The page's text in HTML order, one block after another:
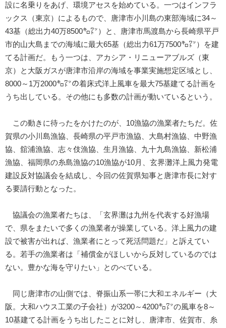
設に名乗りをあげ、環境アセスを始めている。一つはインフラ
ックス（東京）によるもので、唐津市小川島の東部海域に34～
43基（総出力40万8500㌔㍗）と、唐津市馬渡島から長崎県平戸
市的山大島までの海域に最大65基（総出力61万7500㌔㍗）を建
てる計画だ。もう一つは、アカシア・リニューアブルズ（東
京）と大阪ガスが唐津市沿岸の海域を事業実施想定区域とし、
8000～1万2000㌔㍗の着床式洋上風車を最大75基建てる計画を
うち出している。その他にも多数の計画が動いているという。
この動きに待ったをかけたのが、10漁協の漁業者たちだ。佐
賀県の小川島漁協、長崎県の平戸市漁協、大島村漁協、中野漁
協、舘浦漁協、志々伎漁協、生月漁協、九十九島漁協、新松浦
漁協、福岡県の糸島漁協の10漁協が10月、玄界灘洋上風力発電
建設反対協議会を結成し、今回の佐賀県知事と唐津市長に対す
る要請行動となった。
協議会の漁業者たちは、「玄界灘は九州を代表する好漁場
で、県をまたいで多くの漁業者が操業している。洋上風力の建
設で被害が出れば、漁業者にとって死活問題だ」と訴えてい
る。若手の漁業者は「補償金がほしいから反対しているのでは
ない。豊かな海を守りたい」とのべている。
同じ唐津市の山側では、脊振山系一帯に大和エネルギー（大
阪。大和ハウス工業の子会社）が3200～4200㌔㍗の風車を8～
10基建てる計画をうち出したことに対し、唐津市、佐賀市、糸